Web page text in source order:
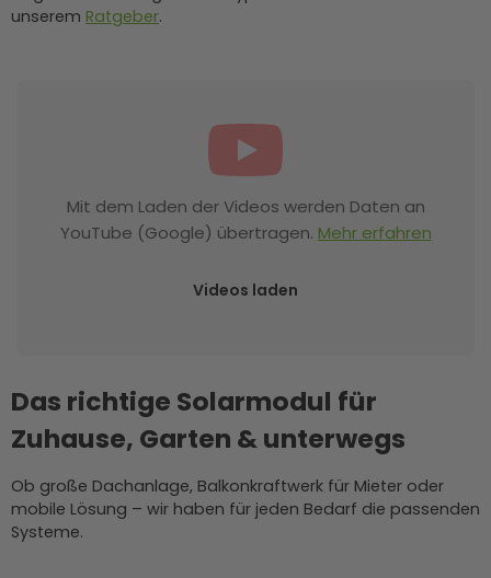
unserem Ratgeber.
Mit dem Laden der Videos werden Daten an
YouTube (Google) übertragen. Mehr erfahren
Videos laden
Das richtige Solarmodul für
Zuhause, Garten & unterwegs
Ob große Dachanlage, Balkonkraftwerk für Mieter oder
mobile Lösung – wir haben für jeden Bedarf die passenden
Systeme.